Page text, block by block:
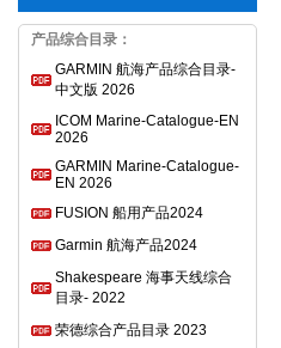
产品综合目录：
GARMIN 航海产品综合目录-
中文版 2026
ICOM Marine-Catalogue-EN
2026
GARMIN Marine-Catalogue-
EN 2026
FUSION 船用产品2024
Garmin 航海产品2024
Shakespeare 海事天线综合
目录- 2022
荣德综合产品目录 2023